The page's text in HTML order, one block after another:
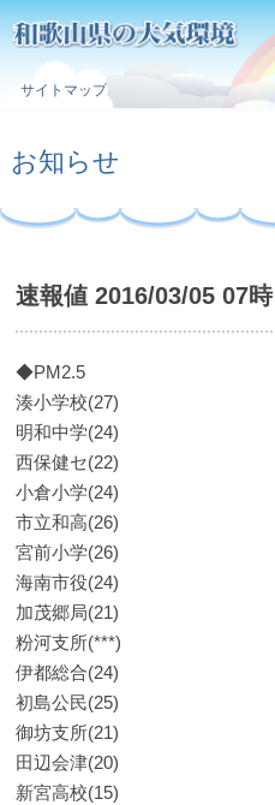
サイトマップ
お知らせ
速報値 2016/03/05 07時
◆PM2.5
湊小学校(27)
明和中学(24)
西保健セ(22)
小倉小学(24)
市立和高(26)
宮前小学(26)
海南市役(24)
加茂郷局(21)
粉河支所(***)
伊都総合(24)
初島公民(25)
御坊支所(21)
田辺会津(20)
新宮高校(15)